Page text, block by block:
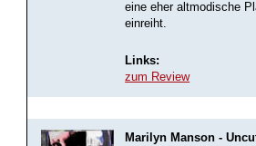
eine eher altmodische
einreiht.
Links:
zum Review
Marilyn Manson -